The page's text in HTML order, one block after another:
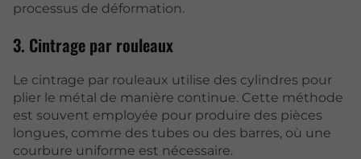
processus de déformation.
3. Cintrage par rouleaux
Le cintrage par rouleaux utilise des cylindres pour
plier le métal de manière continue. Cette méthode
est souvent employée pour produire des pièces
longues, comme des tubes ou des barres, où une
courbure uniforme est nécessaire.